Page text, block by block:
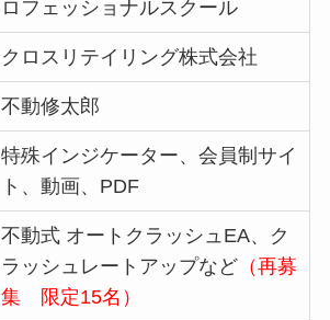
ロフェッショナルスクール
クロスリテイリング株式会社
不動修太郎
特殊インジケーター、会員制サイ
ト、動画、PDF
不動式 オートクラッシュEA、ク
ラッシュレートアップなど（再募
集 限定15名）